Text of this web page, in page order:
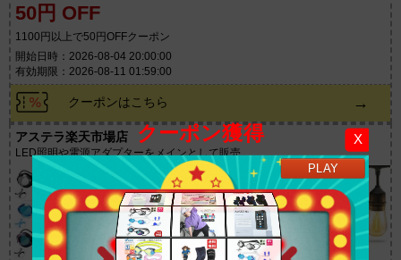
クーポン獲得 X
50円 OFF
1100円以上で50円OFFクーポン
開始日時：2026-08-04 20:00:00
有効期限：2026-08-11 01:59:00
クーポンはこちら →
アステラ楽天市場店
LED照明や電源アダプターをメインとして販売